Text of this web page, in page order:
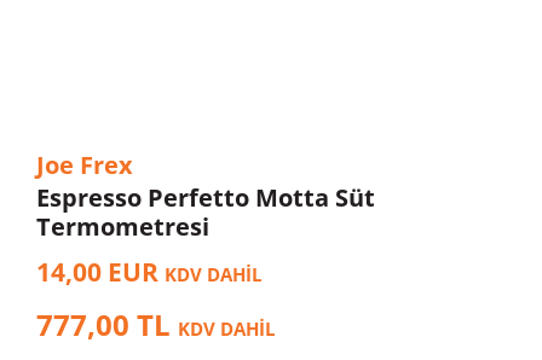
Joe Frex
Espresso Perfetto Motta Süt
Termometresi
14,00 EUR KDV DAHİL
777,00 TL KDV DAHİL